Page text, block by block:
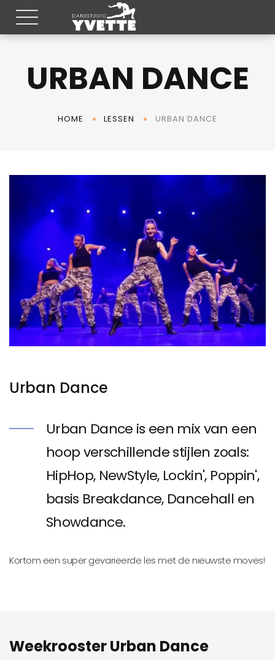
URBAN DANCE
HOME LESSEN URBAN DANCE
Urban Dance
Urban Dance is een mix van een
hoop verschillende stijlen zoals:
HipHop, NewStyle, Lockin', Poppin',
basis Breakdance, Dancehall en
Showdance.
Kortom een super gevarieerde les met de nieuwste moves!
Weekrooster Urban Dance